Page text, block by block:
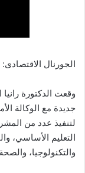
الجورنال الاقتصادى:
لتنفيذ عدد من
التعليم الأساسي،
والتكنولوجيا،